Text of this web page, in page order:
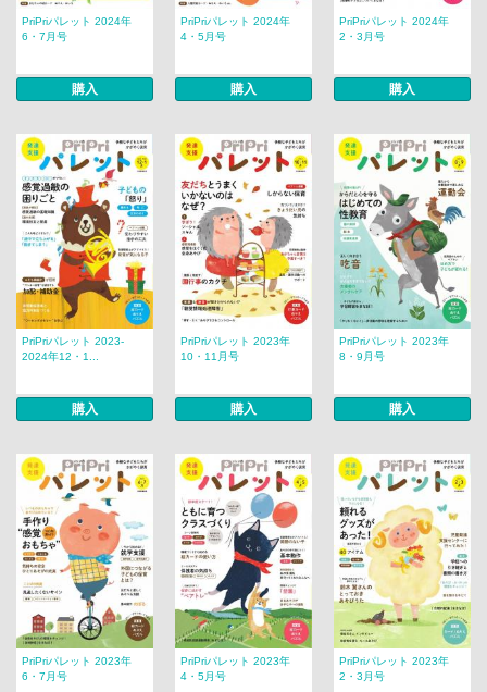
PriPriパレット 2024年
6・7月号
購入
PriPriパレット 2024年
4・5月号
購入
PriPriパレット 2024年
2・3月号
購入
PriPriパレット 2023-
2024年12・1...
購入
PriPriパレット 2023年
10・11月号
購入
PriPriパレット 2023年
8・9月号
購入
PriPriパレット 2023年
6・7月号
PriPriパレット 2023年
4・5月号
PriPriパレット 2023年
2・3月号